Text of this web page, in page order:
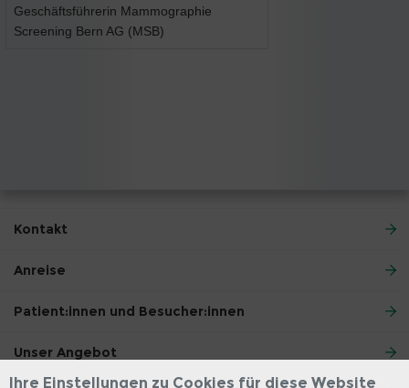
Geschäftsführerin Mammographie
Screening Bern AG (MSB)
Kontakt
Anreise
Patient:innen und Besucher:innen
Unser Angebot
Ihre Einstellungen zu Cookies für diese Website